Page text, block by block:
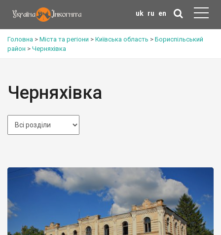
uk ru en
Головна > Міста та регіони > Київська область > Бориспільський
район > Черняхівка
Черняхівка